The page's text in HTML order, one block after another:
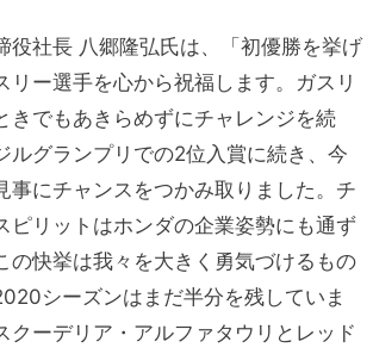
役社長 八郷隆弘氏は、「初優勝を挙げ
リー選手を心から祝福します。ガスリ
きでもあきらめずにチャレンジを続
ルグランプリでの2位入賞に続き、今
事にチャンスをつかみ取りました。チ
ピリットはホンダの企業姿勢にも通ず
の快挙は我々を大きく勇気づけるもの
シーズンはまだ半分を残していま
クーデリア・アルファタウリとレッド